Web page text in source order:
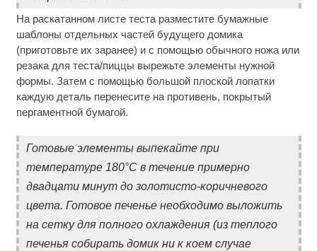
На раскатанном листе теста разместите бумажные
шаблоны отдельных частей будущего домика
(приготовьте их заранее) и с помощью обычного ножа или
резака для теста/пиццы вырежьте элементы нужной
формы. Затем с помощью большой плоской лопатки
каждую деталь перенесите на противень, покрытый
пергаментной бумагой.
Готовые элементы выпекайте при
температуре 180°С в течение примерно
двадцати минут до золотисто-коричневого
цвета. Готовое печенье необходимо выложить
на сетку для полного охлаждения (из теплого
печенья собирать домик ни к коем случае